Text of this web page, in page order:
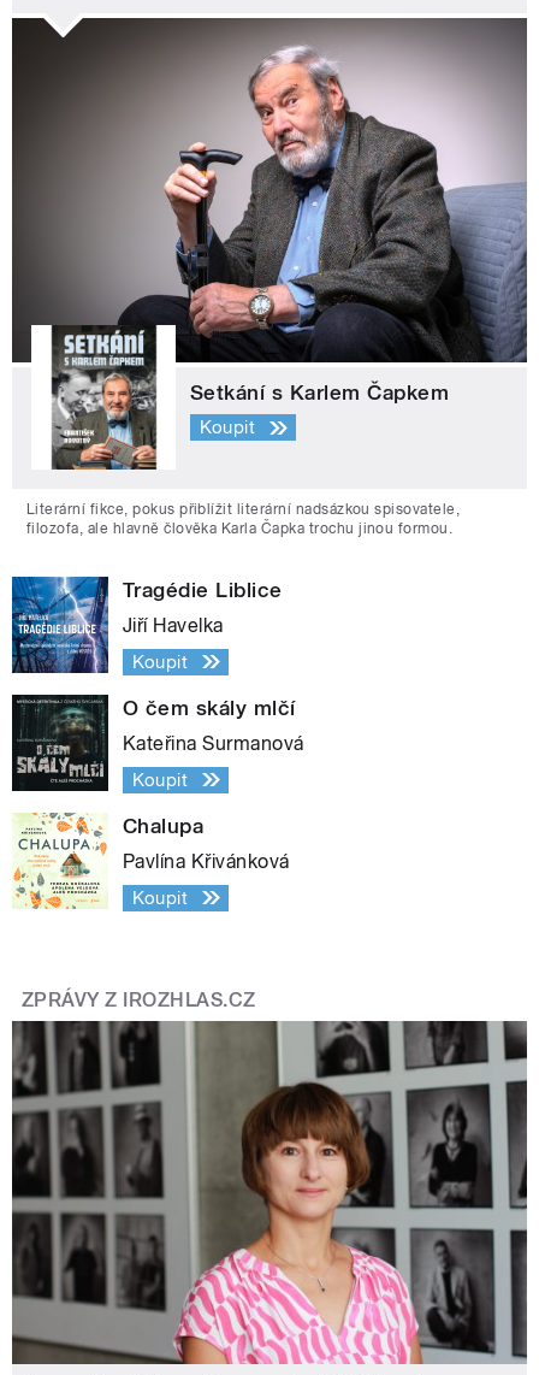
Setkání s Karlem Čapkem
Koupit
Literární fikce, pokus přiblížit literární nadsázkou spisovatele,
filozofa, ale hlavně člověka Karla Čapka trochu jinou formou.
Tragédie Liblice
Jiří Havelka
Koupit
O čem skály mlčí
Kateřina Surmanová
Koupit
Chalupa
Pavlína Křivánková
Koupit
ZPRÁVY Z IROZHLAS.CZ